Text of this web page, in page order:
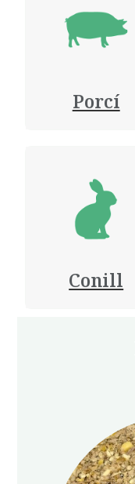
Porcí
Conill